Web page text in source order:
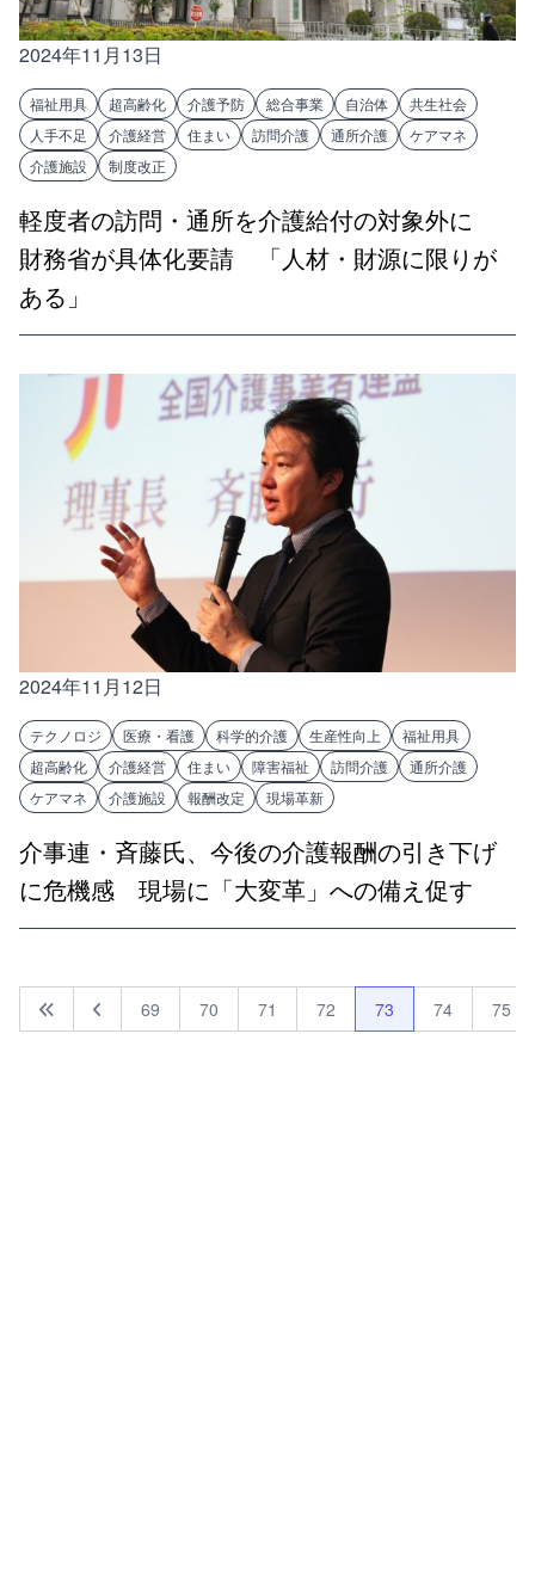
2024年11月13日
福祉用具 超高齢化 介護予防 総合事業 自治体
共生社会
人手不足
介護経営 住まい 訪問介護 通所介護
ケアマネ
介護施設
制度改正
軽度者の訪問・通所を介護給付の対象外に
財務省が具体化要請 「人材・財源に限りが
ある」
2024年11月12日
テクノロジ 医療・看護 科学的介護 生産性向上
福祉用具
超高齢化
介護経営 住まい 障害福祉 訪問介護
通所介護
ケアマネ
介護施設 報酬改定 現場革新
介事連・斉藤氏、今後の介護報酬の引き下げ
に危機感 現場に「大変革」への備え促す
69 70 71 72 73 74 75